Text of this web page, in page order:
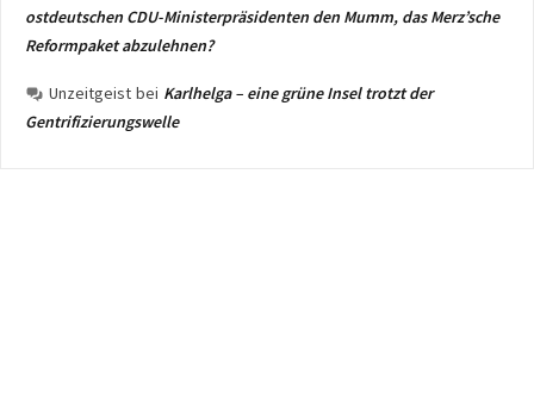
ostdeutschen CDU-Ministerpräsidenten den Mumm, das Merz’sche
Reformpaket abzulehnen?
Unzeitgeist bei Karlhelga – eine grüne Insel trotzt der
Gentrifizierungswelle